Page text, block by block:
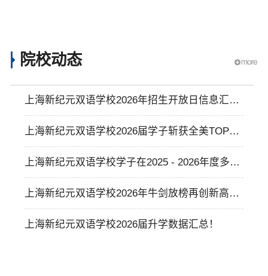
院校动态
上海新纪元双语学校2026年招生开放日信息汇
总！
上海新纪元双语学校2026届学子斩获全美TOP20
卡内基梅隆大学化学、建筑学专业录取，彰显高
学术育人实力
上海新纪元双语学校学子在2025 - 2026年度多项
国际数学赛事斩获全球大奖，彰显数学教学卓越
实力
上海新纪元双语学校2026年牛剑放榜再创新高，
15枚offer位列全国第五，全链条升学体系助力学
上海新纪元双语学校2026届升学数据汇总！